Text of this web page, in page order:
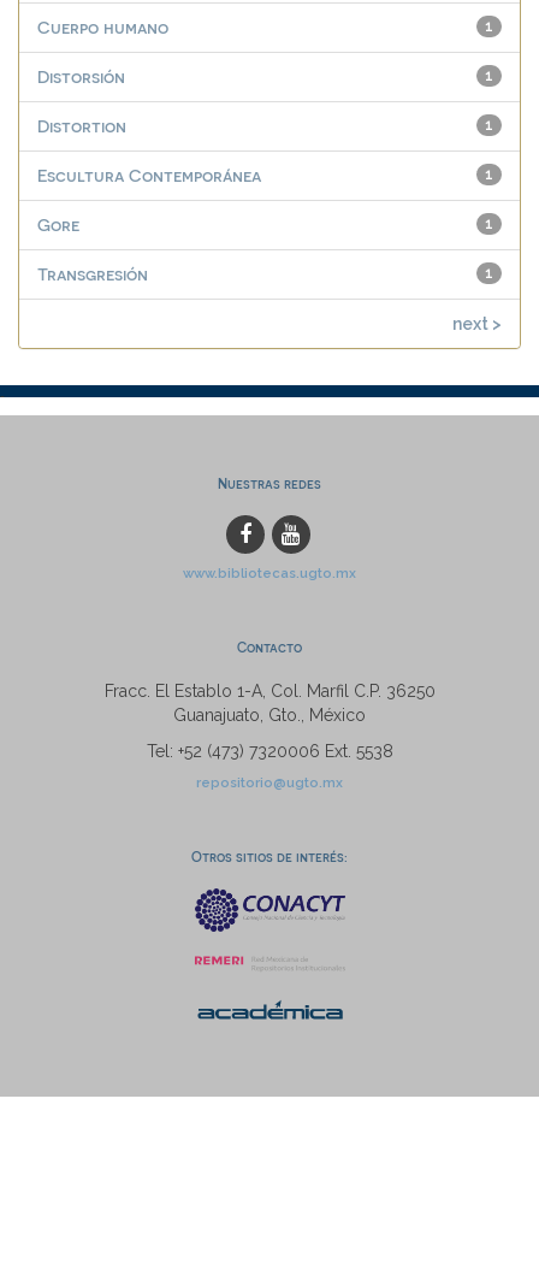
1
Cuerpo humano
1
Distorsión
1
Distortion
1
Escultura Contemporánea
1
Gore
1
Transgresión
next >
Nuestras redes
www.bibliotecas.ugto.mx
Contacto
Fracc. El Establo 1-A, Col. Marfil C.P. 36250
Guanajuato, Gto., México
Tel: +52 (473) 7320006 Ext. 5538
repositorio@ugto.mx
Otros sitios de interés: